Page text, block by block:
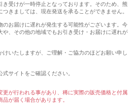
き受けが一時停止となっております。そのため、熊
きましては、現在発送を承ることができません。
のお届けに遅れが発生する可能性がございます。今
や、その他の地域でもお引き受け・お届けに遅れが
けいたしますが、ご理解・ご協力のほどお願い申し
サイトをご確認ください。
更が行われる事があり、稀に実際の販売価格と付属
が届く場合があります。